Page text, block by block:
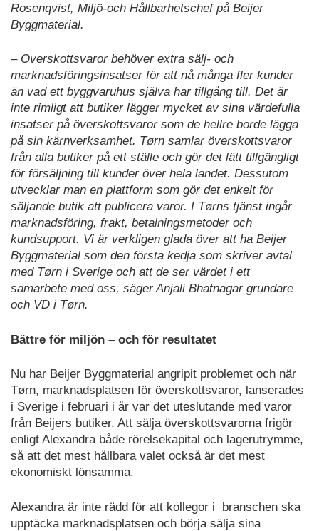
Rosenqvist, Miljö-och Hållbarhetschef på Beijer
Byggmaterial.
– Överskottsvaror behöver extra sälj- och
marknadsföringsinsatser för att nå många fler kunder
än vad ett byggvaruhus själva har tillgång till. Det är
inte rimligt att butiker lägger mycket av sina värdefulla
insatser på överskottsvaror som de hellre borde lägga
på sin kärnverksamhet. Tørn samlar överskottsvaror
från alla butiker på ett ställe och gör det lätt tillgängligt
för försäljning till kunder över hela landet. Dessutom
utvecklar man en plattform som gör det enkelt för
säljande butik att publicera varor. I Tørns tjänst ingår
marknadsföring, frakt, betalningsmetoder och
kundsupport. Vi är verkligen glada över att ha Beijer
Byggmaterial som den första kedja som skriver avtal
med Tørn i Sverige och att de ser värdet i ett
samarbete med oss, säger Anjali Bhatnagar grundare
och VD i Tørn.
Bättre för miljön – och för resultatet
Nu har Beijer Byggmaterial angripit problemet och när
Tørn, marknadsplatsen för överskottsvaror, lanserades
i Sverige i februari i år var det uteslutande med varor
från Beijers butiker. Att sälja överskottsvarorna frigör
enligt Alexandra både rörelsekapital och lagerutrymme,
så att det mest hållbara valet också är det mest
ekonomiskt lönsamma.
Alexandra är inte rädd för att kollegor i branschen ska
upptäcka marknadsplatsen och börja sälja sina